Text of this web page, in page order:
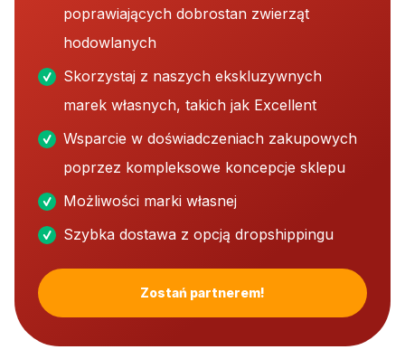
poprawiających dobrostan zwierząt
hodowlanych
Skorzystaj z naszych ekskluzywnych
marek własnych, takich jak Excellent
Wsparcie w doświadczeniach zakupowych
poprzez kompleksowe koncepcje sklepu
Możliwości marki własnej
Szybka dostawa z opcją dropshippingu
Zostań partnerem!